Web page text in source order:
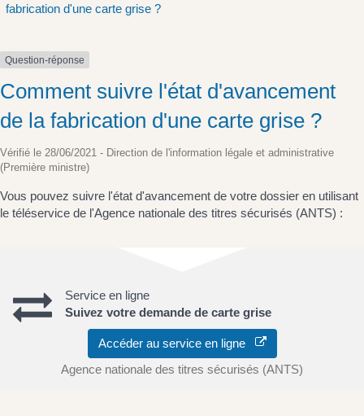
fabrication d'une carte grise ?
Question-réponse
Comment suivre l'état d'avancement
de la fabrication d'une carte grise ?
Vérifié le 28/06/2021 - Direction de l'information légale et administrative
(Première ministre)
Vous pouvez suivre l'état d'avancement de votre dossier en utilisant
le téléservice de l'Agence nationale des titres sécurisés (ANTS) :
Service en ligne
Suivez votre demande de carte grise
Accéder au service en ligne
Agence nationale des titres sécurisés (ANTS)